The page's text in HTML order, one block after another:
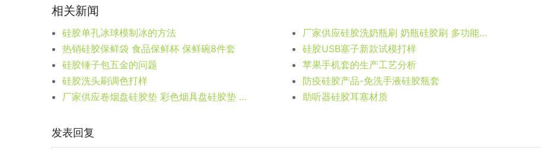
相关新闻
硅胶单孔冰球模制冰的方法
厂家供应硅胶洗奶瓶刷 奶瓶硅胶刷 多功能洗杯刷定制
热销硅胶保鲜袋 食品保鲜杯 保鲜碗8件套
硅胶USB塞子新款试模打样
硅胶锤子包五金的问题
苹果手机套的生产工艺分析
硅胶洗头刷调色打样
防疫硅胶产品-免洗手液硅胶瓶套
厂家供应卷烟盘硅胶垫 彩色烟具盘硅胶垫 卷烟配件硅胶垫定制
助听器硅胶耳塞材质
发表回复